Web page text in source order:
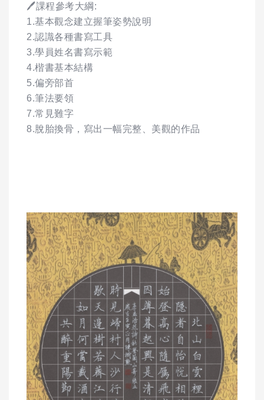
🖊️課程參考大綱:
1.基本觀念建立握筆姿勢說明
2.認識各種書寫工具
3.學員姓名書寫示範
4.楷書基本結構
5.偏旁部首
6.筆法要領
7.常見難字
8.脫胎換骨，寫出一幅完整、美觀的作品